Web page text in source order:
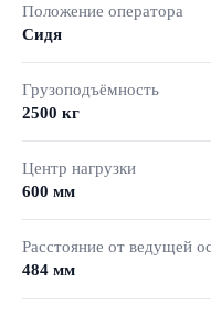
Положение оператора
Сидя
Грузоподъёмность
2500 кг
Центр нагрузки
600 мм
Расстояние от ведущей
484 мм